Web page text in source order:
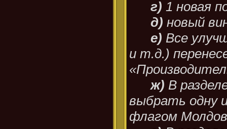
г) 1 новая
д) новый
е) Все
и т.д.)
ж) В
выбрать одну
флагом